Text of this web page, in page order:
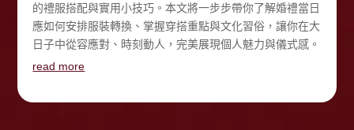
的禮服搭配與實用小技巧。本文將一步步帶你了解婚禮當日
應如何安排服裝轉換、掌握穿搭重點與文化習俗，讓你在大
日子中從容應對、時刻動人，完美展現個人魅力與儀式感。
read more